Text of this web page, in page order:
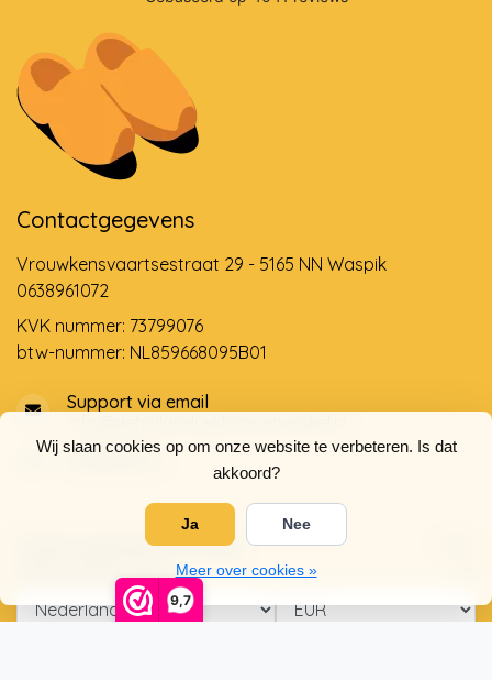
9,7
Wij slaan cookies op om onze website te verbeteren. Is dat
akkoord?
Ja Nee
Meer over cookies »
Contactgegevens
Vrouwkensvaartsestraat 29 - 5165 NN Waspik
0638961072
KVK nummer: 73799076
btw-nummer: NL859668095B01
Support via email
OpeningstijdenSocials
Klantenservice